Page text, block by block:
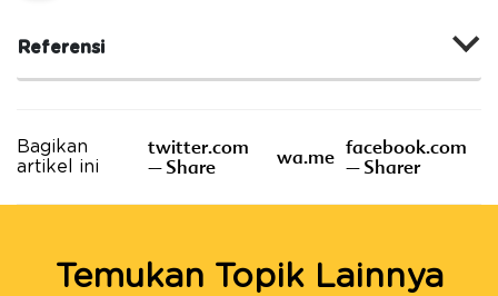
Referensi
Bagikan
artikel ini
twitter.com
– Share
wa.me facebook.com
– Sharer
Temukan Topik Lainnya